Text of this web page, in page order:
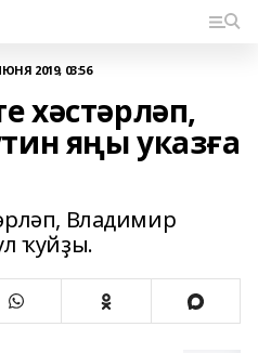
2019, 03:56
хәстәрләп,
яңы указға
Владимир
ҡуйҙы.